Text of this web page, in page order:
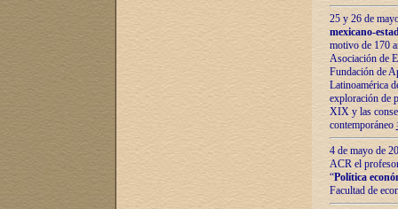
25 y 26 de
mexicano-
motivo de 170
Asociación de
Fundación de
Latinoamérica
exploración de
XIX y las
contemporáneo
4 de mayo de
ACR el
“Política
Facultad de